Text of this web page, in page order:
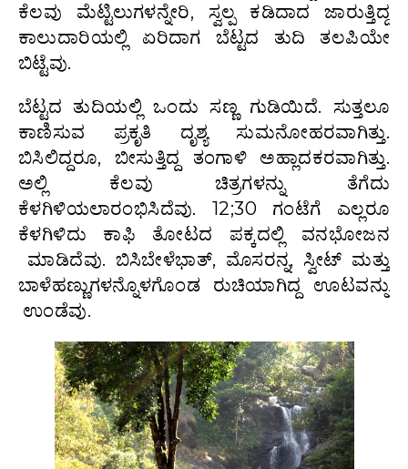
ಕೆಲವು ಮೆಟ್ಟಿಲುಗಳನ್ನೇರಿ, ಸ್ವಲ್ಪ ಕಡಿದಾದ ಜಾರುತ್ತಿದ್ದ
ಕಾಲುದಾರಿಯಲ್ಲಿ ಏರಿದಾಗ ಬೆಟ್ಟದ ತುದಿ ತಲಪಿಯೇ
ಬಿಟ್ಟೆವು.
ಬೆಟ್ಟದ ತುದಿಯಲ್ಲಿ ಒಂದು ಸಣ್ಣ ಗುಡಿಯಿದೆ. ಸುತ್ತಲೂ
ಕಾಣಿಸುವ ಪ್ರಕೃತಿ ದೃಶ್ಯ ಸುಮನೋಹರವಾಗಿತ್ತು.
ಬಿಸಿಲಿದ್ದರೂ, ಬೀಸುತ್ತಿದ್ದ ತಂಗಾಳಿ ಅಹ್ಲಾದಕರವಾಗಿತ್ತು.
ಅಲ್ಲಿ ಕೆಲವು ಚಿತ್ರಗಳನ್ನು ತೆಗೆದು
ಕೆಳಗಿಳಿಯಲಾರಂಭಿಸಿದೆವು. 12;30 ಗಂಟೆಗೆ ಎಲ್ಲರೂ
ಕೆಳಗಿಳಿದು ಕಾಫಿ ತೋಟದ ಪಕ್ಕದಲ್ಲಿ ವನಭೋಜನ
ಮಾಡಿದೆವು. ಬಿಸಿಬೇಳೆಭಾತ್, ಮೊಸರನ್ನ, ಸ್ವೀಟ್ ಮತ್ತು
ಬಾಳೆಹಣ್ಣುಗಳನ್ನೊಳಗೊಂಡ ರುಚಿಯಾಗಿದ್ದ ಊಟವನ್ನು
ಉಂಡೆವು.